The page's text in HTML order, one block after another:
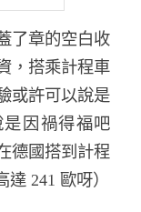
了章的空白收
，搭乘計程車
或許可以說是
因禍得福吧
德國搭到計程
241 歐呀）